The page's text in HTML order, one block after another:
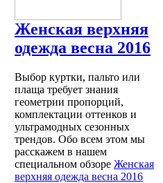
Женская верхняя
одежда весна 2016
Выбор куртки, пальто или
плаща требует знания
геометрии пропорций,
комплектации оттенков и
ультрамодных сезонных
трендов. Обо всем этом мы
расскажем в нашем
специальном обзоре Женская
верхняя одежда весна 2016